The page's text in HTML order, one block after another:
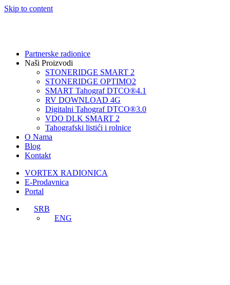
Skip to content
Partnerske radionice
Naši Proizvodi
STONERIDGE SMART 2
STONERIDGE OPTIMO2
SMART Tahograf DTCO®4.1
RV DOWNLOAD 4G
Digitalni Tahograf DTCO®3.0
VDO DLK SMART 2
Tahografski listići i rolnice
O Nama
Blog
Kontakt
VORTEX RADIONICA
E-Prodavnica
Portal
SRB
ENG